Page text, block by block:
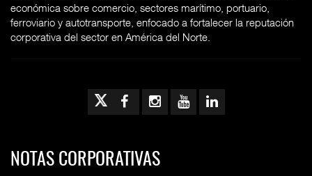
económica sobre comercio, sectores marítimo, portuario,
ferroviario y autotransporte, enfocado a fortalecer la reputación
corporativa del sector en América del Norte.
NOTAS CORPORATIVAS